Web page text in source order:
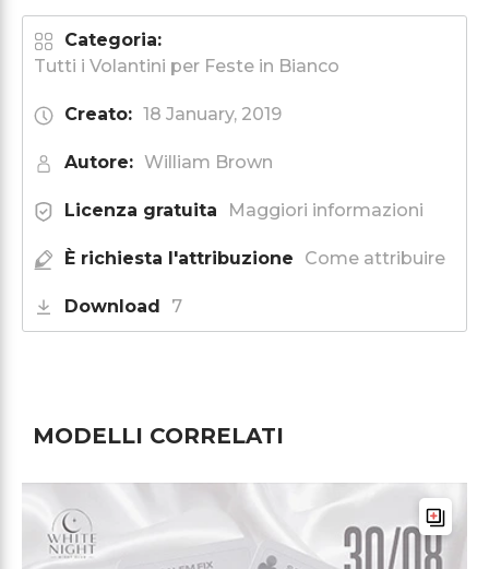
Categoria:
Tutti i Volantini per Feste in Bianco
Creato: 18 January, 2019
Autore: William Brown
Licenza gratuita Maggiori informazioni
È richiesta l'attribuzione Come attribuire
Download 7
MODELLI CORRELATI